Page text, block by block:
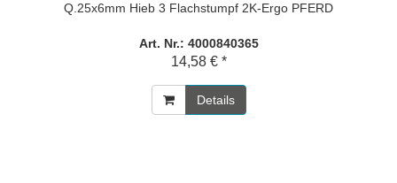
Q.25x6mm Hieb 3 Flachstumpf 2K-Ergo PFERD
Art. Nr.: 4000840365
14,58 € *
Details